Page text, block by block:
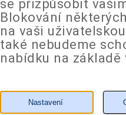
se přizpůsobit
Blokování
na vaši
také nebudeme
nabídku na
Nastavení